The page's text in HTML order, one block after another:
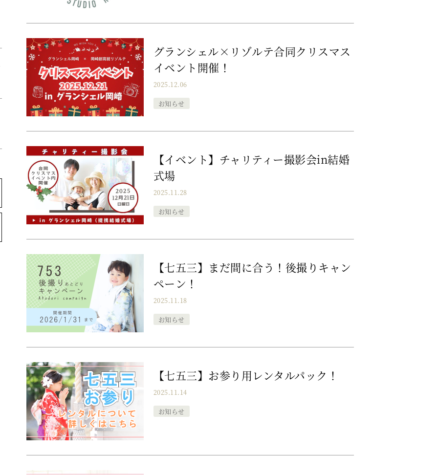
グランシェル×リゾルテ合同クリスマス
イベント開催！
2025.12.06
お知らせ
【イベント】チャリティー撮影会in結婚
式場
2025.11.28
お知らせ
【七五三】まだ間に合う！後撮りキャン
ペーン！
2025.11.18
お知らせ
【七五三】お参り用レンタルパック！
2025.11.14
お知らせ